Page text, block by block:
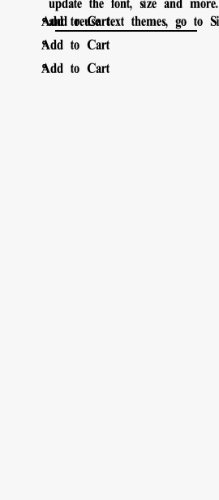
update the font, size and
and reuse text themes, go to
。
Add to Cart
。
Add to Cart
。
Add to Cart